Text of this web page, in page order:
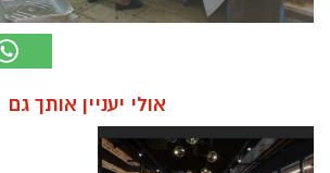
אולי יעניין אותך גם